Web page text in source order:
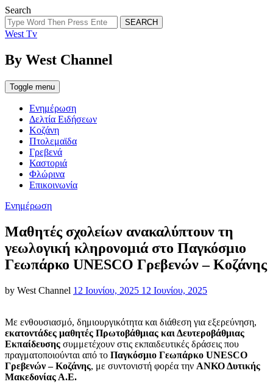
Search
SEARCH
West Tv
By West Channel
Toggle menu
Ενημέρωση
Δελτία Ειδήσεων
Κοζάνη
Πτολεμαϊδα
Γρεβενά
Καστοριά
Φλώρινα
Επικοινωνία
Categories
Ενημέρωση
Μαθητές σχολείων ανακαλύπτουν τη
γεωλογική κληρονομιά στο Παγκόσμιο
Γεωπάρκο UNESCO Γρεβενών – Κοζάνης
by West Channel Posted
12 Ιουνίου, 2025 12 Ιουνίου, 2025
Με ενθουσιασμό, δημιουργικότητα και διάθεση για εξερεύνηση,
εκατοντάδες μαθητές Πρωτοβάθμιας και Δευτεροβάθμιας
Εκπαίδευσης συμμετέχουν στις εκπαιδευτικές δράσεις που
πραγματοποιούνται από το Παγκόσμιο Γεωπάρκο UNESCO
Γρεβενών – Κοζάνης, με συντονιστή φορέα την ΑΝΚΟ Δυτικής
Μακεδονίας Α.Ε.